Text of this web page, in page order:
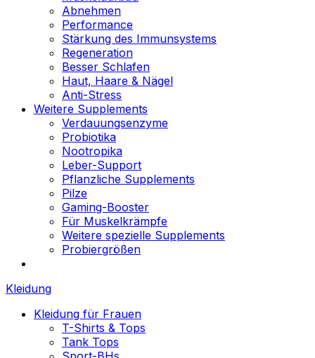
Abnehmen
Performance
Stärkung des Immunsystems
Regeneration
Besser Schlafen
Haut, Haare & Nägel
Anti-Stress
Weitere Supplements
Verdauungsenzyme
Probiotika
Nootropika
Leber-Support
Pflanzliche Supplements
Pilze
Gaming-Booster
Für Muskelkrämpfe
Weitere spezielle Supplements
Probiergrößen
Kleidung
Kleidung für Frauen
T-Shirts & Tops
Tank Tops